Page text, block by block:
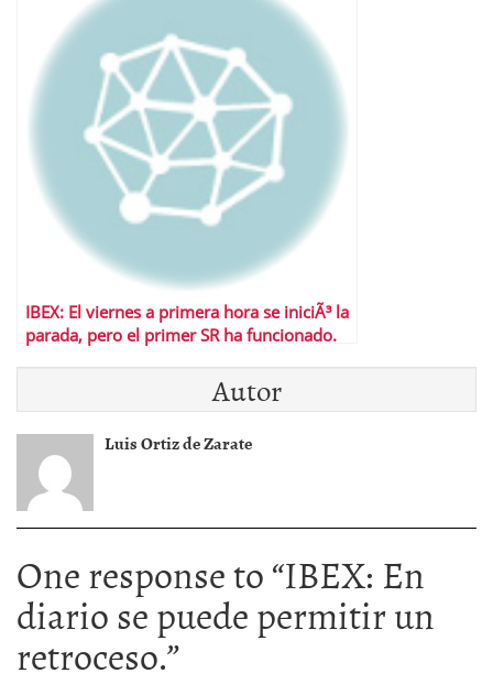
IBEX: El viernes a primera hora se iniciÃ³ la
parada, pero el primer SR ha funcionado.
Autor
Luis Ortiz de Zarate
One response to “IBEX: En
diario se puede permitir un
retroceso.”